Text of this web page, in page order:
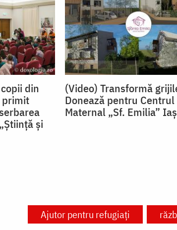
din
primit
și
(Video) Transformă
Donează pentru Centrul
Maternal „Sf. Emilia”
Ajutor pentru refugiați